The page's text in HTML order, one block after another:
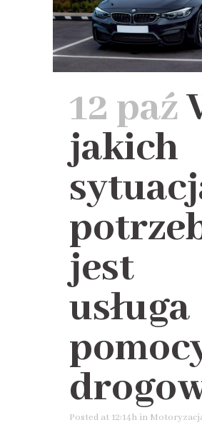
12 paź
jakich
jest
usługa
Posted at 12:14h in